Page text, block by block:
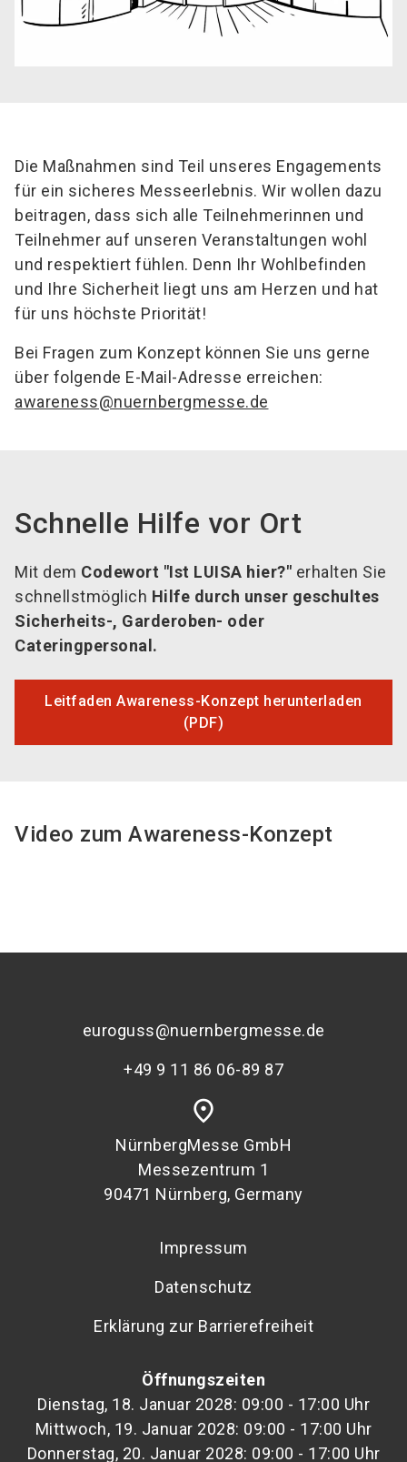
Die Maßnahmen sind Teil unseres Engagements
für ein sicheres Messeerlebnis. Wir wollen dazu
beitragen, dass sich alle Teilnehmerinnen und
Teilnehmer auf unseren Veranstaltungen wohl
und respektiert fühlen. Denn Ihr Wohlbefinden
und Ihre Sicherheit liegt uns am Herzen und hat
für uns höchste Priorität!
Bei Fragen zum Konzept können Sie uns gerne
über folgende E-Mail-Adresse erreichen:
awareness@nuernbergmesse.de
Schnelle Hilfe vor Ort
Mit dem Codewort "Ist LUISA hier?" erhalten Sie
schnellstmöglich Hilfe durch unser geschultes
Sicherheits-, Garderoben- oder
Cateringpersonal.
Leitfaden Awareness-Konzept herunterladen
(PDF)
Video zum Awareness-Konzept
euroguss@nuernbergmesse.de
+49 9 11 86 06-89 87
place
NürnbergMesse GmbH
Messezentrum 1
90471 Nürnberg, Germany
Impressum
Datenschutz
Erklärung zur Barrierefreiheit
Öffnungszeiten
Dienstag, 18. Januar 2028: 09:00 - 17:00 Uhr
Mittwoch, 19. Januar 2028: 09:00 - 17:00 Uhr
Donnerstag, 20. Januar 2028: 09:00 - 17:00 Uhr